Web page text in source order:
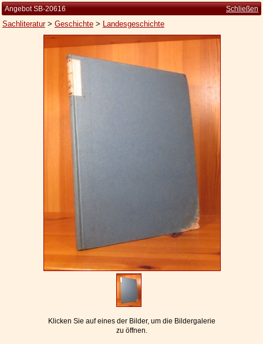
Kleine Kulturgeschichte
Widerrufsbelehrung
Datenschutzerklärung
Ihr Warenkorb
Angebot SB-20616 Schließen
Sachliteratur> Geschichte> Landesgeschichte
Klicken Sie auf eines der Bilder, um die Bildergalerie
zu öffnen.